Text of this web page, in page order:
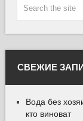
СВЕЖИЕ
Вода без
кто виноват